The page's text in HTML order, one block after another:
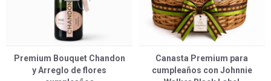
Premium Bouquet Chandon
y Arreglo de flores
Canasta Premium para
cumpleaños con Johnnie